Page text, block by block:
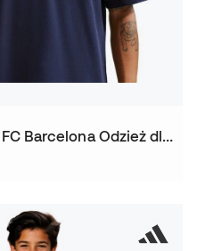
Koszulka Polo FC Barcelona Odzież dla fanów 2026-2027